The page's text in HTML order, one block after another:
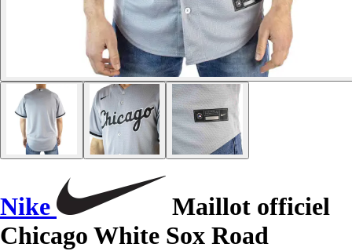
Nike
Maillot officiel
Chicago White Sox Road